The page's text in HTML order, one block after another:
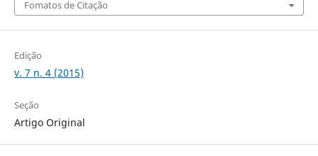
Fomatos de Citação
Edição
v. 7 n. 4 (2015)
Seção
Artigo Original